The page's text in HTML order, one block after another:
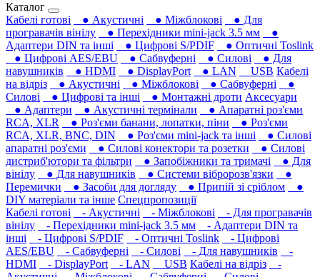
Каталог
Кабелі готові
● Акустичні ● Міжблокові
● Для
програвачів вінілу
● Перехідники mini-jack 3.5 мм
●
Адаптери DIN та інші
● Цифрові S/PDIF
● Оптичні Toslink
● Цифрові AES/EBU
● Сабвуферні ● Силові
● Для
навушників‎
● HDMI ● DisplayPort ● LAN USB Кабелі
на відріз
● Акустичні ● Міжблокові ● Сабвуферні
●
Силові
● Цифрові та інші ● Монтажні дроти Аксесуари
● Адаптери
● Акустичні термінали
● Апаратні роз'єми
RCA, XLR
● Роз'єми банани, лопатки, піни
● Роз'єми
RCA, XLR, BNC, DIN
● Роз'єми mini-jack та інші
● Силові
апаратні роз'єми
● Силові конектори та розетки
● Силові
дистриб'ютори та фільтри
● Запобіжники та тримачі
● Для
вінілу
● Для навушників‎ ● Системи вібророзв'язки
●
Перемички
● Засоби для догляду ● Припій зі сріблом
●
DIY матеріали та інше Спецпропозиції
Кабелі готові
- Акустичні - Міжблокові
- Для програвачів
вінілу
- Перехідники mini-jack 3.5 мм
- Адаптери DIN та
інші
- Цифрові S/PDIF - Оптичні Toslink
- Цифрові
AES/EBU
- Сабвуферні - Силові - Для навушників‎
-
HDMI
- DisplayPort - LAN USB Кабелі на відріз
-